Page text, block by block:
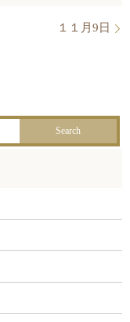
１１月9日